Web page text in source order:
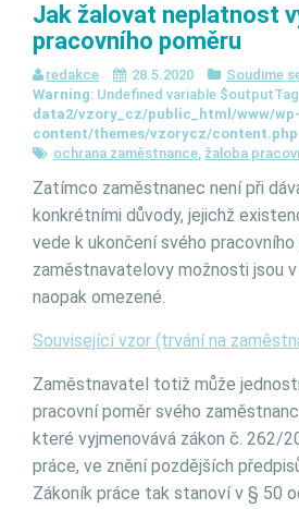
Jak žalovat neplatnost
pracovního poměru
redakce 28.5.2020
Soudime
Warning: Undefined variable
data2/vzory_cz/public_html/www/wp-
content/themes/vzorycz/content.php
ochrana zaměstnance, žaloba
Zatímco zaměstnanec není při
konkrétními důvody, jejichž
vede k ukončení svého pracovního
zaměstnavatelovy možnosti jsou
naopak omezené.
Související vzor (trvání na
Zaměstnavatel totiž může
pracovní poměr svého
které vyjmenovává zákon č. 262/
práce, ve znění pozdějších
Zákoník práce tak stanoví v § 50